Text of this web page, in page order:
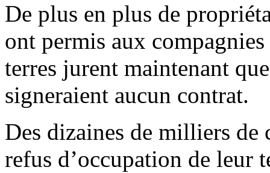
De plus en plus de
ont permis aux
terres jurent maintenant
signeraient aucun contrat.
Des dizaines de milliers de
refus d’occupation de leur